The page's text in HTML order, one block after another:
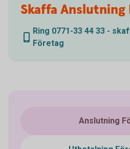
Skaffa
Ring 0771-33 44 33 -
Företag
Anslutning